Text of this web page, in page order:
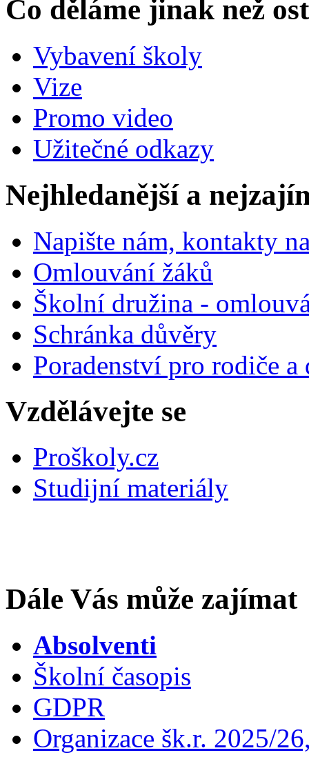
Co děláme jinak než
Vybavení školy
Vize
Promo video
Užitečné odkazy
Nejhledanější a
Napište nám, kontakty
Omlouvání žáků
Školní družina -
Schránka důvěry
Poradenství pro rodiče
Vzdělávejte se
Proškoly.cz
Studijní materiály
Dále Vás může zajímat
Absolventi
Školní časopis
GDPR
Organizace šk.r. 2025/